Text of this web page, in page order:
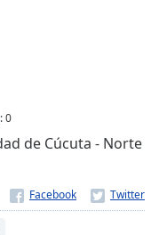
:0
de Cúcuta - Norte